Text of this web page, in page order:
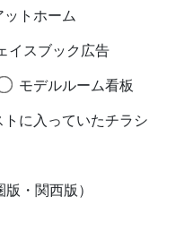
ットホーム
イスブック広告
モデルルーム看板
トに入っていたチラシ
・関西版）